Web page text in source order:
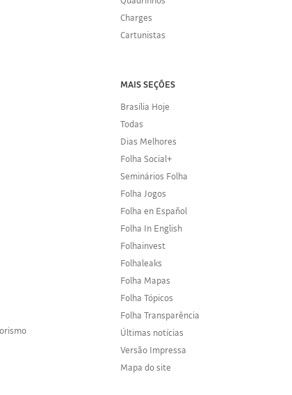
Charges
Cartunistas
MAIS SEÇÕES
Brasília Hoje
Todas
Dias Melhores
Folha Social+
Seminários Folha
Folha Jogos
Folha en Español
Folha In English
Folhainvest
Folhaleaks
Folha Mapas
Folha Tópicos
Folha Transparência
Últimas notícias
Versão Impressa
Mapa do site